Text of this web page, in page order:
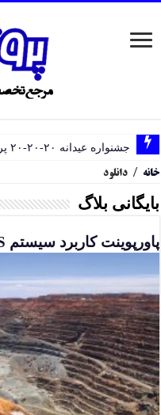
جشنواره عیدانه ۲۰-۲۰-۲۰ پروژه ها
خانه / دانلود
بایگانی بلاگ
پاورپوینت کاربرد سیستم GIS در معدن